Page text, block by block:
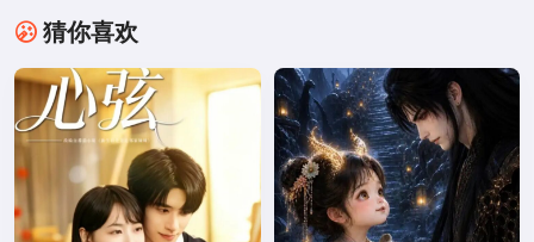
猜你喜欢